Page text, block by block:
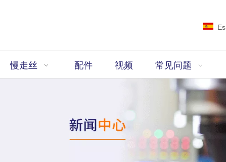
慢走丝 配件 视频 常见问题